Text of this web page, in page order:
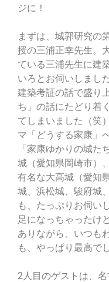
ジに！
まずは、城郭研究の
授の三浦正幸先生。
ている三浦先生に建
いろとお伺いしまし
建築考証の話で盛り
ち」の話にたどり着
てしまいました（笑
マ「どうする家康」
「家康ゆかりの城
城（愛知県岡崎市）
有名な大高城（愛知
城、浜松城、駿府城
も、たっぷりお伺い
足になっちゃったけ
ありながら、いつも
も、やっぱり最高で
2人目のゲストは、